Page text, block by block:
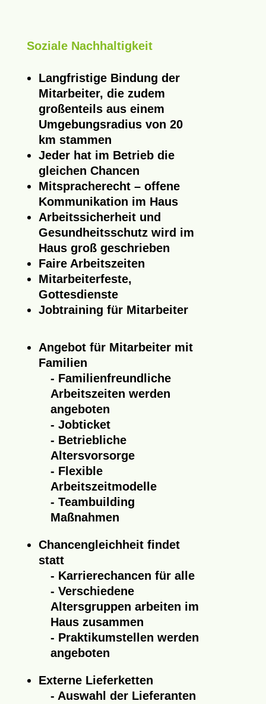
Soziale Nachhaltigkeit
Langfristige Bindung der
Mitarbeiter, die zudem
großenteils aus einem
Umgebungsradius von 20
km stammen
Jeder hat im Betrieb die
gleichen Chancen
Mitspracherecht – offene
Kommunikation im Haus
Arbeitssicherheit und
Gesundheitsschutz wird im
Haus groß geschrieben
Faire Arbeitszeiten
Mitarbeiterfeste,
Gottesdienste
Jobtraining für Mitarbeiter
Angebot für Mitarbeiter mit
Familien
Familienfreundliche
Arbeitszeiten werden
angeboten
Jobticket
Betriebliche
Altersvorsorge
Flexible
Arbeitszeitmodelle
Teambuilding
Maßnahmen
Chancengleichheit findet
statt
Karrierechancen für alle
Verschiedene
Altersgruppen arbeiten im
Haus zusammen
Praktikumstellen werden
angeboten
Externe Lieferketten
Auswahl der Lieferanten